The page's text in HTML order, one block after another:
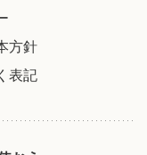
方針
表記